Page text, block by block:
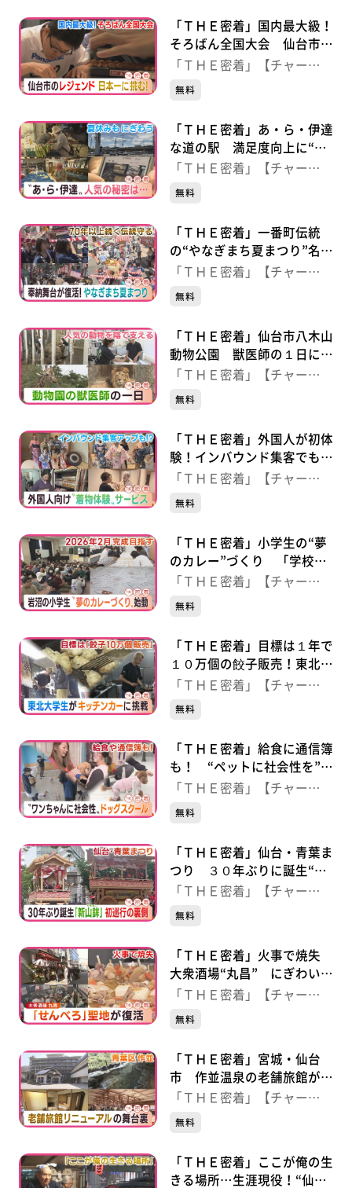
「ＴＨＥ密着」国内最大級！
そろばん全国大会 仙台市の
レジェンドが日本一に挑む
「ＴＨＥ密着」【チャー
ジ！】
無料
「ＴＨＥ密着」あ・ら・伊達
な道の駅 満足度向上に“野
菜売り場の生配信”
「ＴＨＥ密着」【チャー
ジ！】
無料
「ＴＨＥ密着」一番町伝統
の“やなぎまち夏まつり”名物
舞台が復活
「ＴＨＥ密着」【チャー
ジ！】
無料
「ＴＨＥ密着」仙台市八木山
動物公園 獣医師の１日に密
着
「ＴＨＥ密着」【チャー
ジ！】
無料
「ＴＨＥ密着」外国人が初体
験！インバウンド集客でも注
目“着物サービス”
「ＴＨＥ密着」【チャー
ジ！】
無料
「ＴＨＥ密着」小学生の“夢
のカレー”づくり 「学校の
カレープロジェクト」始動
「ＴＨＥ密着」【チャー
ジ！】
無料
「ＴＨＥ密着」目標は１年で
１０万個の餃子販売！東北大
学４年生がキッチンカーに挑
「ＴＨＥ密着」【チャー
ジ！】
無料
「ＴＨＥ密着」給食に通信簿
も！ “ペットに社会性を”
独自のサービスが人気のドッ
「ＴＨＥ密着」【チャー
ジ！】
無料
「ＴＨＥ密着」仙台・青葉ま
つり ３０年ぶりに誕生“新
山鉾” 初巡行の裏側
「ＴＨＥ密着」【チャー
ジ！】
無料
「ＴＨＥ密着」火事で焼失
大衆酒場“丸昌” にぎわい再
び！せんべろの聖地が復活
「ＴＨＥ密着」【チャー
ジ！】
無料
「ＴＨＥ密着」宮城・仙台
市 作並温泉の老舗旅館がリ
ニューアル！開業の舞台裏
「ＴＨＥ密着」【チャー
ジ！】
無料
「ＴＨＥ密着」ここが俺の生
きる場所…生涯現役！“仙台